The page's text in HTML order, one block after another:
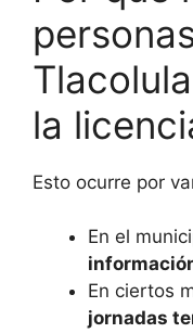
la
Esto ocurre por
En el
En ciertos
jornadas